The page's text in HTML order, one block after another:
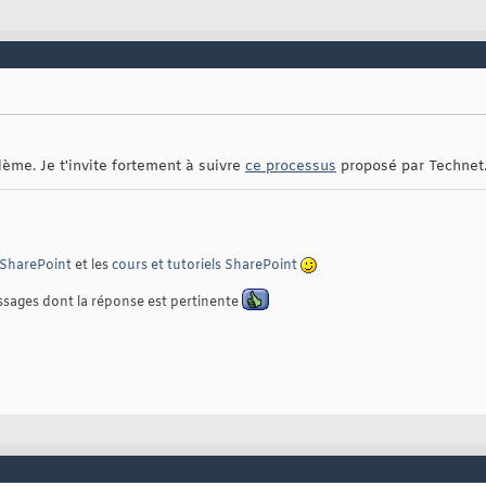
Je t'invite fortement à suivre ce processus proposé par Technet.
et lescours et tutoriels SharePoint
dont la réponse est pertinente